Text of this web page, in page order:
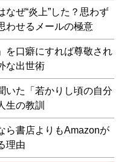
なぜ“炎上”した？思わず
わせるメールの極意
を口癖にすれば尊敬され
な出世術
いた「若かりし頃の自分
生の教訓
ら書店よりもAmazonが
理由